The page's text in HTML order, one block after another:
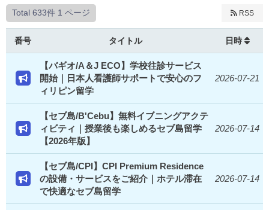
Total 633件 1 ページ RSS
番号 タイトル 日時
【バギオ/A＆J ECO】学校往診サービス
開始｜日本人看護師サポートで安心のフ
ィリピン留学
2026-07-21
【セブ島/B'Cebu】無料イブニングアクテ
ィビティ｜授業後も楽しめるセブ島留学
【2026年版】
2026-07-14
【セブ島/CPI】CPI Premium Residence
の設備・サービスをご紹介｜ホテル滞在
で快適なセブ島留学
2026-07-14